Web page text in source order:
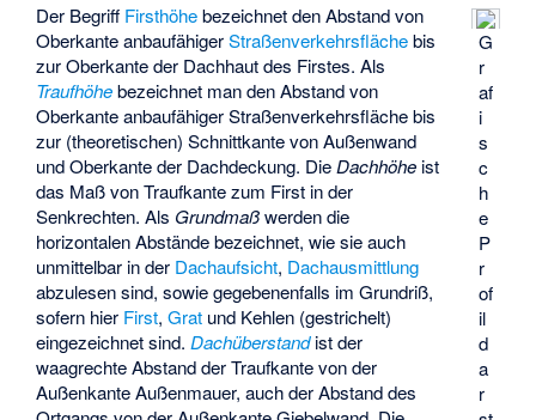
G
r
af
i
s
c
h
e
P
r
of
il
d
a
r
Der Begriff Firsthöhebezeichnet den Abstand von
Oberkante anbaufähigerStraßenverkehrsflächebis
zur Oberkante der Dachhaut des Firstes. Als
Traufhöhebezeichnet man den Abstand von
Oberkante anbaufähiger Straßenverkehrsfläche bis
zur (theoretischen) Schnittkante von Außenwand
und Oberkante der Dachdeckung. DieDachhöhe ist
das Maß von Traufkante zum First in der
Senkrechten.Als Grundmaßwerden die
horizontalen Abstände bezeichnet, wie sie auch
unmittelbar in der Dachaufsicht, Dachausmittlung
abzulesen sind, sowie gegebenenfalls imGrundriß,
sofern hier First,Grat und Kehlen (gestrichelt)
eingezeichnet sind.Dachüberstandist der
waagrechte Abstand der Traufkante von der
Außenkante Außenmauer, auch der Abstand des